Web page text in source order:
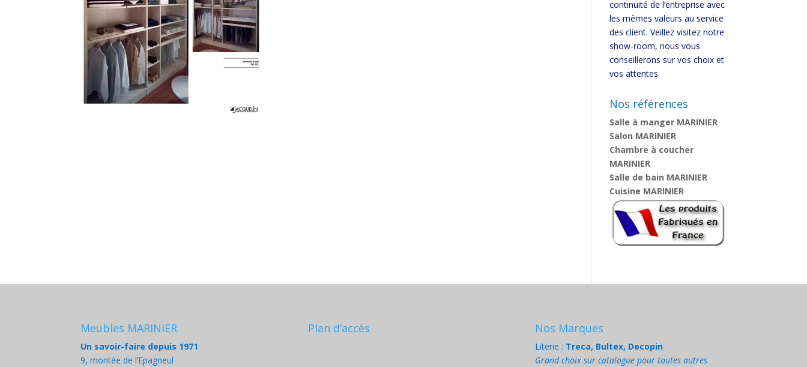
continuité de l’entreprise avec
les mêmes valeurs au service
des client. Veillez visitez notre
show-room, nous vous
conseillerons sur vos choix et
vos attentes.
Nos références
Salle à manger MARINIER
Salon MARINIER
Chambre à coucher
MARINIER
Salle de bain MARINIER
Cuisine MARINIER
Meubles MARINIER
Un savoir-faire depuis 1971
9, montée de l’Epagneul
Plan d’accès Nos Marques
Literie : Treca, Bultex, Decopin
Grand choix sur catalogue pour toutes autres